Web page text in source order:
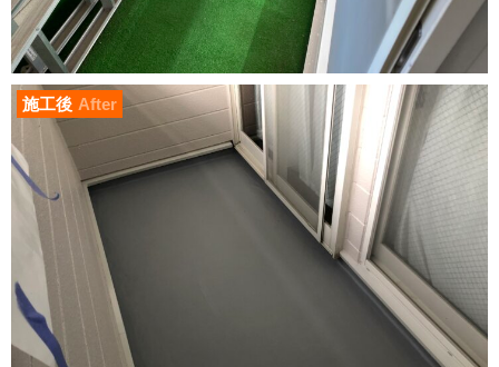
施工後 After